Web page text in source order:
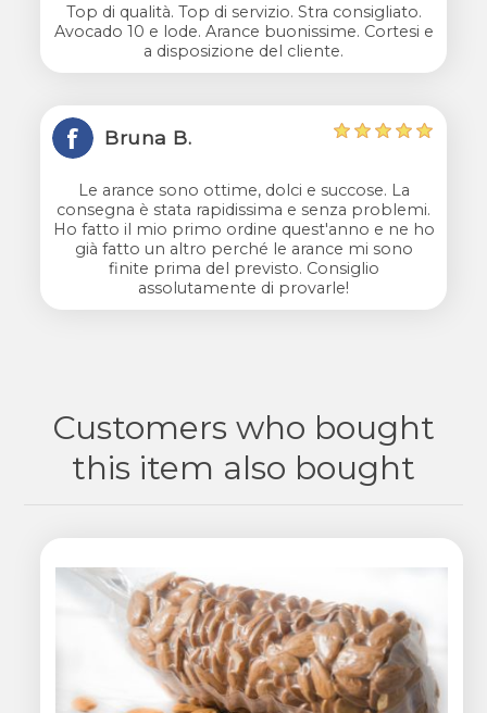
Top di qualità. Top di servizio. Stra consigliato.
Avocado 10 e lode. Arance buonissime. Cortesi e
a disposizione del cliente.
Bruna B.
Le arance sono ottime, dolci e succose. La
consegna è stata rapidissima e senza problemi.
Ho fatto il mio primo ordine quest'anno e ne ho
già fatto un altro perché le arance mi sono
finite prima del previsto. Consiglio
assolutamente di provarle!
Customers who bought
this item also bought